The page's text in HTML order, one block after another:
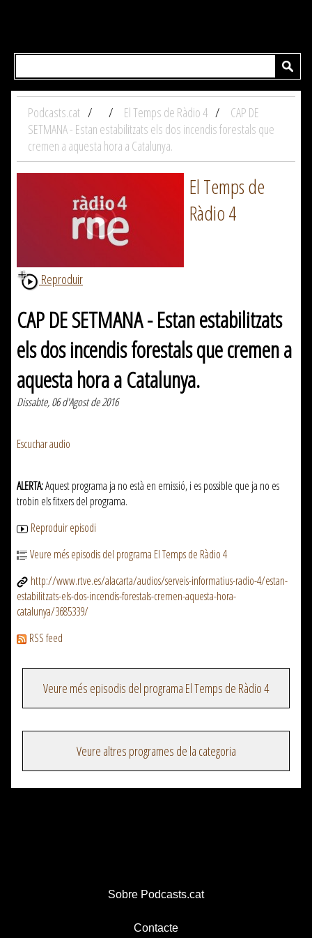
Podcasts.cat El Temps de Ràdio 4
CAP DE
SETMANA - Estan estabilitzats els dos incendis forestals que
cremen a aquesta hora a Catalunya.
El Temps de
Ràdio 4
Reproduir
CAP DE SETMANA - Estan estabilitzats
els dos incendis forestals que cremen a
aquesta hora a Catalunya.
Dissabte, 06 d'Agost de 2016
Escuchar audio
ALERTA:Aquest programa ja no està en emissió, i es possible que ja no es
trobin els fitxers del programa.
Reproduir episodi
Veure més episodis del programa El Temps de Ràdio 4
http://www.rtve.es/alacarta/audios/serveis-informatius-radio-4/estan-
estabilitzats-els-dos-incendis-forestals-cremen-aquesta-hora-
catalunya/3685339/
RSS feed
Veure més episodis del programa El Temps de Ràdio 4
Veure altres programes de la categoria
Sobre Podcasts.cat
Contacte